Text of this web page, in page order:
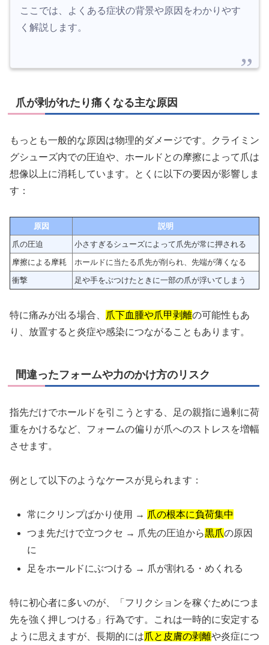
ここでは、よくある症状の背景や原因をわかりやす
く解説します。
爪が剥がれたり痛くなる主な原因
もっとも一般的な原因は物理的ダメージです。クライミン
グシューズ内での圧迫や、ホールドとの摩擦によって爪は
想像以上に消耗しています。とくに以下の要因が影響しま
す：
原因
説明
爪の圧迫
小さすぎるシューズによって爪先が常に押される
摩擦による摩耗
ホールドに当たる爪先が削られ、先端が薄くなる
衝撃
足や手をぶつけたときに一部の爪が浮いてしまう
特に痛みが出る場合、 爪下血腫や爪甲剥離の可能性もあ
り、放置すると炎症や感染につながることもあります。
間違ったフォームや力のかけ方のリスク
指先だけでホールドを引こうとする、足の親指に過剰に荷
重をかけるなど、フォームの偏りが爪へのストレスを増幅
させます。
例として以下のようなケースが見られます：
常にクリンプばかり使用 → 爪の根本に負荷集中
つま先だけで立つクセ → 爪先の圧迫から黒爪の原因
に
足をホールドにぶつける → 爪が割れる・めくれる
特に初心者に多いのが、「フリクションを稼ぐためにつま
先を強く押しつける」行為です。これは一時的に安定する
ように思えますが、長期的には爪と皮膚の剥離や炎症につ